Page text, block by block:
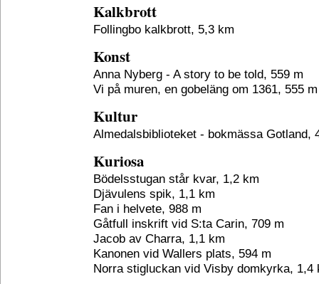
Kalkbrott
Follingbo kalkbrott, 5,3 km
Konst
Anna Nyberg - A story to be told, 559 m
Vi på muren, en gobeläng om 1361, 555 m
Kultur
Almedalsbiblioteket - bokmässa Gotland,
Kuriosa
Bödelsstugan står kvar, 1,2 km
Djävulens spik, 1,1 km
Fan i helvete, 988 m
Gåtfull inskrift vid S:ta Carin, 709 m
Jacob av Charra, 1,1 km
Kanonen vid Wallers plats, 594 m
Norra stigluckan vid Visby domkyrka, 1,4